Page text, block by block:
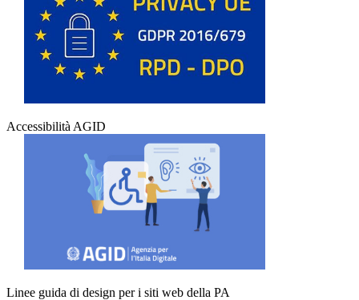
Accessibilità AGID
Linee guida di design per i siti web della PA